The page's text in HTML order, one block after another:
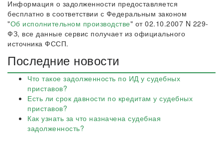
Информация о задолженности предоставляется
бесплатно в соответствии с Федеральным законом
"Об исполнительном производстве" от 02.10.2007 N 229-
ФЗ, все данные сервис получает из официального
источника ФССП.
Последние новости
Что такое задолженность по ИД у судебных
приставов?
Есть ли срок давности по кредитам у судебных
приставов?
Как узнать за что назначена судебная
задолженность?